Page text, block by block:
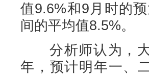
值9.6%和9月时的
间的平均值8.5%。
分析师认为，大
年，预计明年一、